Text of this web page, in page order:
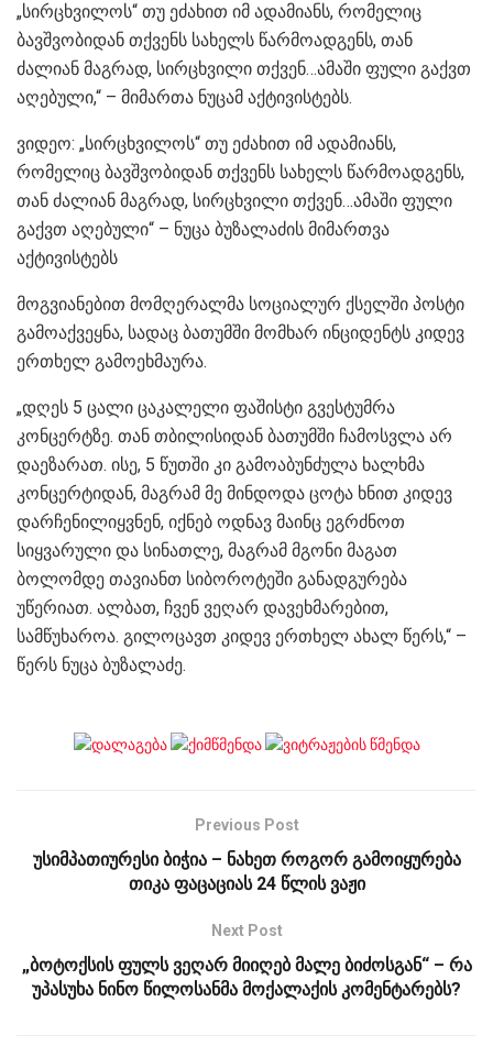
„სირცხვილოს“ თუ ეძახით იმ ადამიანს, რომელიც
ბავშვობიდან თქვენს სახელს წარმოადგენს, თან
ძალიან მაგრად, სირცხვილი თქვენ…ამაში ფული გაქვთ
აღებული,“ – მიმართა ნუცამ აქტივისტებს.
ვიდეო: „სირცხვილოს“ თუ ეძახით იმ ადამიანს,
რომელიც ბავშვობიდან თქვენს სახელს წარმოადგენს,
თან ძალიან მაგრად, სირცხვილი თქვენ…ამაში ფული
გაქვთ აღებული“ – ნუცა ბუზალაძის მიმართვა
აქტივისტებს
მოგვიანებით მომღერალმა სოციალურ ქსელში პოსტი
გამოაქვეყნა, სადაც ბათუმში მომხარ ინციდენტს კიდევ
ერთხელ გამოეხმაურა.
„დღეს 5 ცალი ცაკალელი ფაშისტი გვესტუმრა
კონცერტზე. თან თბილისიდან ბათუმში ჩამოსვლა არ
დაეზარათ. ისე, 5 წუთში კი გამოაბუნძულა ხალხმა
კონცერტიდან, მაგრამ მე მინდოდა ცოტა ხნით კიდევ
დარჩენილიყვნენ, იქნებ ოდნავ მაინც ეგრძნოთ
სიყვარული და სინათლე, მაგრამ მგონი მაგათ
ბოლომდე თავიანთ სიბოროტეში განადგურება
უწერიათ. ალბათ, ჩვენ ვეღარ დავეხმარებით,
სამწუხაროა. გილოცავთ კიდევ ერთხელ ახალ წერს,“ –
წერს ნუცა ბუზალაძე.
Previous Post
უსიმპათიურესი ბიჭია – ნახეთ როგორ გამოიყურება
თიკა ფაცაციას 24 წლის ვაჟი
Next Post
„ბოტოქსის ფულს ვეღარ მიიღებ მალე ბიძოსგან“ – რა
უპასუხა ნინო წილოსანმა მოქალაქის კომენტარებს?